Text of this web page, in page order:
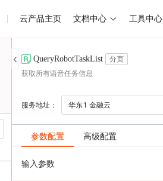
云产品主页 文档中心 工具中心
QueryRobotTaskList
分页
获取所有语音任务信息
服务地址： 华东1 金融云
参数配置 高级配置
输入参数